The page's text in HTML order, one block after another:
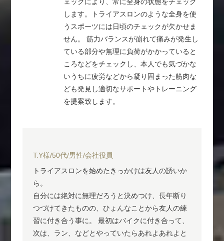
します。トライアスロンのような全身を使
うスポーツには日頃のチェックが欠かせま
せん。 筋力バランスが崩れて痛みが発生し
ている部分や無理に負荷がかかっていると
ころなどをチェックし、本人でも気づかな
いうちに疲労などから凝り固まった筋肉な
ども発見し適切なサポートやトレーニング
を提案致します。
T.Y様/50代/男性/会社役員
トライアスロンを始めたきっかけは友人の誘いか
ら。
自分には絶対に無理だろうと決めつけ、長年断り
つづけてきたものの、ひょんなことから友人の練
習に付き合う事に。 最初はバイクに付き合って、
次は、ラン、などとやっていたらあれよあれよと